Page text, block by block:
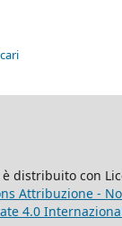
distribuito con
Attribuzione -
4.0